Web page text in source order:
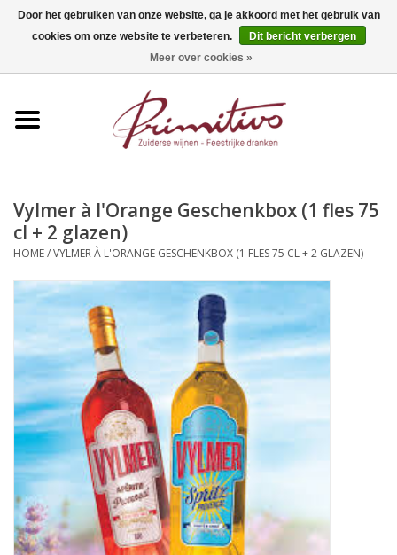
0 Artikelen - €0,00
Apero
Alcoholvrij
Sterkedrank
Bier
Koffie
Olijfolie
Geschenk
Vylmer à l'Orange Geschenkbox (1 fles 75
cl + 2 glazen)
HOME/VYLMER À L'ORANGE GESCHENKBOX (1 FLES 75 CL + 2 GLAZEN)
Door het gebruiken van onze website, ga je akkoord met het gebruik van
cookies om onze website te verbeteren.
Dit bericht verbergen
Meer over cookies »